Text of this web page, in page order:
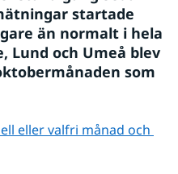
startade
än normalt i hela
Lund och Umeå blev
som
eller valfri månad och